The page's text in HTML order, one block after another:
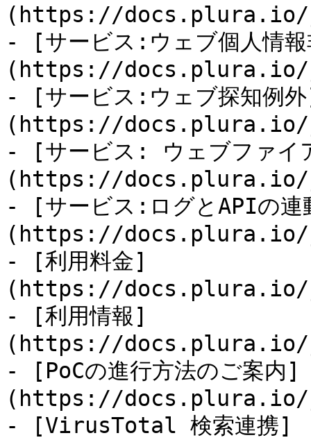
(https://docs.plura.io/
- [サービス:ウェブ個人情
(https://docs.plura.io/
- [サービス:ウェブ探知例
(https://docs.plura.io/
- [サービス: ウェブファイ
(https://docs.plura.io/
- [サービス:ログとAPIの連
(https://docs.plura.io/
- [利用料金]
(https://docs.plura.io/
- [利用情報]
(https://docs.plura.io/
- [PoCの進行方法のご案内]
(https://docs.plura.io/
- [VirusTotal 検索連携]